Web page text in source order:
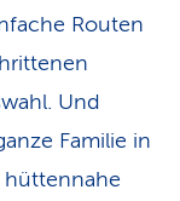
Routen
Und
Familie in